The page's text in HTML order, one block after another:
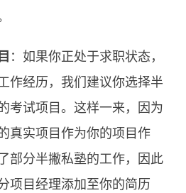
：如果你正处于求职状态，
作经历，我们建议你选择半
考试项目。这样一来，因为
真实项目作为你的项目作
部分半撇私塾的工作，因此
项目经理添加至你的简历